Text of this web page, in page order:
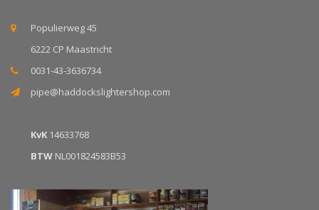
Populierweg 45
6222 CP Maastricht
0031-43-3636734
pipe@haddockslightershop.com
KvK 14633768
BTW NL001824583B53